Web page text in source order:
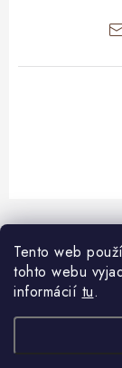
Tento web
tohto webu
informácií tu.
Z
á
Informácie pre
O nás
Všeobecné
Blog
Blog
Látkové plienky: